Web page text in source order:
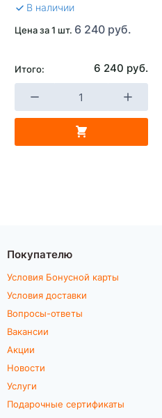
В наличии
Цена за 1 шт. 6 240 руб.
Итого: 6 240 руб.
Покупателю
Условия Бонусной карты
Условия доставки
Вопросы-ответы
Вакансии
Акции
Новости
Услуги
Подарочные сертификаты